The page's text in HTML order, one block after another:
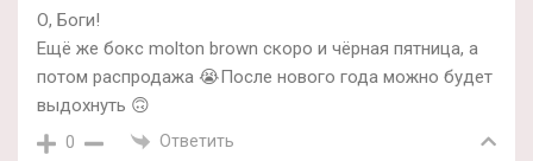
О, Боги!
Ещё же бокс molton brown скоро и чёрная пятница, а
потом распродажа 😭После нового года можно будет
выдохнуть 🙃
0 Ответить